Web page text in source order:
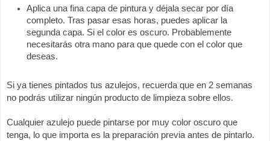
Aplica una fina capa de pintura y déjala secar por día
completo. Tras pasar esas horas, puedes aplicar la
segunda capa. Si el color es oscuro. Probablemente
necesitarás otra mano para que quede con el color que
deseas.
Si ya tienes pintados tus azulejos, recuerda que en 2 semanas
no podrás utilizar ningún producto de limpieza sobre ellos.
Cualquier azulejo puede pintarse por muy color oscuro que
tenga, lo que importa es la preparación previa antes de pintarlo.